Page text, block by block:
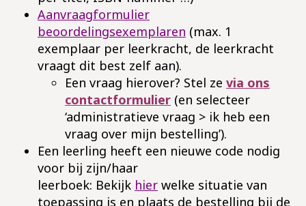
Aanvraagformulier
beoordelingsexemplaren (max. 1
exemplaar per leerkracht, de leerkracht
vraagt dit best zelf aan).
Een vraag hierover? Stel ze via ons
contactformulier (en selecteer
‘administratieve vraag > ik heb een
vraag over mijn bestelling’).
Een leerling heeft een nieuwe code nodig
voor bij zijn/haar
leerboek: Bekijk hier welke situatie van
toepassing is en plaats de bestelling bij de